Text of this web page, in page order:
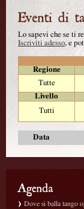
Lo sapevi che se ti
Iscriviti adesso, e
Regione
Tutte
Livello
Tutti
Data
Dove si balla tango